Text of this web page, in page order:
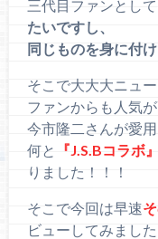
三代目ファンとし
たいですし、
同じものを身に付
そこで大大大ニュ
ファンからも人気
今市隆二さんが愛用
何と
『J.S.Bコラボ
りました！！！
そこで今回は早速
ビューしてみました